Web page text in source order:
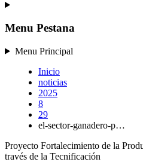
Menu Pestana
Menu Principal
Inicio
noticias
2025
8
29
el-sector-ganadero-p…
Proyecto Fortalecimiento de la
través de la Tecnificación